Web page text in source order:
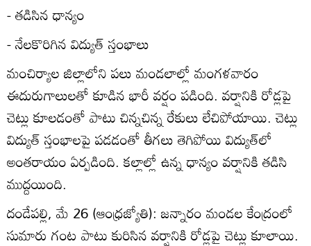
- తడిసిన ధాన్యం
- నేలకొరిగిన విద్యుత్‌ స్తంభాలు
మంచిర్యాల జిల్లాలోని పలు మండలాల్లో మంగళవారం
ఈదురుగాలులతో కూడిన భారీ వర్షం పడింది. వర్షానికి రోడ్లపై
చెట్లు కూలడంతో పాటు చిన్నచిన్న రేకులు లేచిపోయాయి. చెట్లు
విద్యుత్‌ స్తంభాలపై పడడంతో తీగలు తెగిపోయి విద్యుత్‌లో
అంతరాయం ఏర్పడింది. కల్లాల్లో ఉన్న ధాన్యం వర్షానికి తడిసి
ముద్దయింది.
దండేపల్లి, మే 26 (ఆంధ్రజ్యోతి): జన్నారం మండల కేంద్రంలో
సుమారు గంట పాటు కురిసిన వర్షానికి రోడ్లపై చెట్లు కూలాయి.